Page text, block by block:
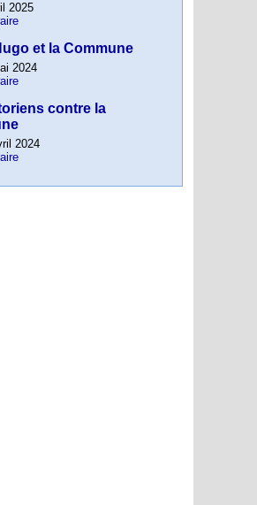
2025
et la Commune
2024
contre la
2024